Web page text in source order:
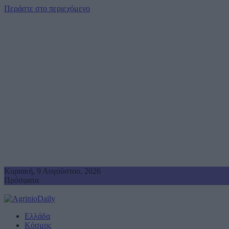
Περάστε στο περιεχόμενο
Κυριακή, 9 Αυγούστου, 2026
Πρόσφατα
Μήνυμα Κυριακής (9/8) του Μητροπολίτη Δαμασκηνού: Η Θεία
Ελλάδα
Κόσμος